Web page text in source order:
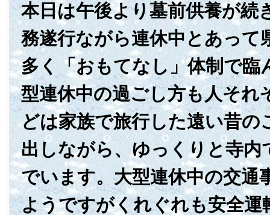
本日は午後より墓前供養が続
務遂行ながら連休中とあって
多く「おもてなし」体制で臨
型連休中の過ごし方も人それ
どは家族で旅行した遠い昔の
出しながら、ゆっくりと寺内
でいます。大型連休中の交通
ようですがくれぐれも安全運